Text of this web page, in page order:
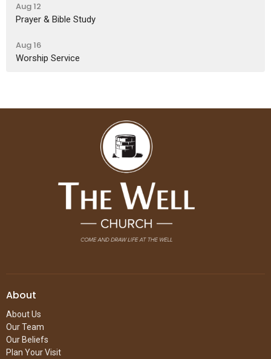
Aug 12
Prayer & Bible Study
Aug 16
Worship Service
About
About Us
Our Team
Our Beliefs
Plan Your Visit